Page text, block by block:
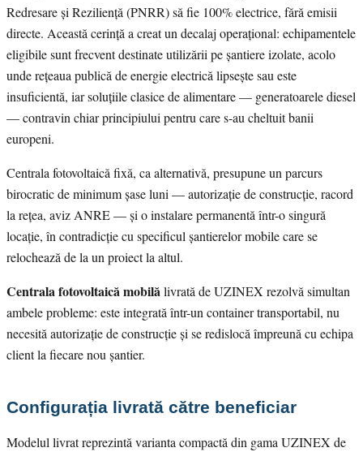
Redresare și Reziliență (PNRR) să fie 100% electrice, fără emisii
directe. Această cerință a creat un decalaj operațional: echipamentele
eligibile sunt frecvent destinate utilizării pe șantiere izolate, acolo
unde rețeaua publică de energie electrică lipsește sau este
insuficientă, iar soluțiile clasice de alimentare — generatoarele diesel
— contravin chiar principiului pentru care s-au cheltuit banii
europeni.
Centrala fotovoltaică fixă, ca alternativă, presupune un parcurs
birocratic de minimum șase luni — autorizație de construcție, racord
la rețea, aviz ANRE — și o instalare permanentă într-o singură
locație, în contradicție cu specificul șantierelor mobile care se
relochează de la un proiect la altul.
Centrala fotovoltaică mobilălivrată de UZINEX rezolvă simultan
ambele probleme: este integrată într-un container transportabil, nu
necesită autorizație de construcție și se redislocă împreună cu echipa
client la fiecare nou șantier.
Configurația livrată către beneficiar
Modelul livrat reprezintă varianta compactă din gama UZINEX de